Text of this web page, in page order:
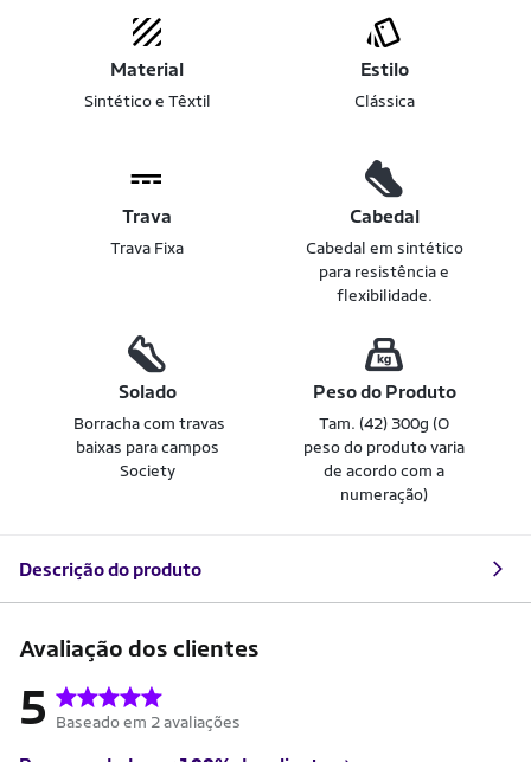
Material
Sintético e Têxtil
Estilo
Clássica
Trava
Trava Fixa
Cabedal
Cabedal em sintético
para resistência e
flexibilidade.
Solado
Borracha com travas
baixas para campos
Society
Peso do Produto
Tam. (42) 300g (O
peso do produto varia
de acordo com a
numeração)
Descrição do produto
Avaliação dos clientes
5 Baseado em 2 avaliações